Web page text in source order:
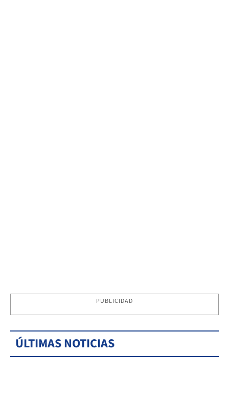
PUBLICIDAD
ÚLTIMAS NOTICIAS